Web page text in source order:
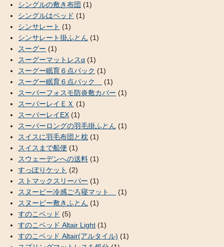
シングルの敷き布団 (1)
シングルはベッド (1)
シンサレート (1)
シンサレート掛ふとん (1)
スーグー (1)
スーグーマットレスα (1)
スーグー眠育６点パック (1)
スーグー眠育６点パック
(1)
スーパーフォスモ防炎敷カバー (1)
スーパーレイＥＸ (1)
スーパーレイEX (1)
スーパーロングの羽毛掛ふとん (1)
スイスに羽毛布団と枕 (1)
スイスまで船便 (1)
スウェーデンへの送料 (1)
すっぽりケット (2)
ストマックスリーパー (1)
スヌーピー冷感ごろ寝マット
(1)
スヌーピー敷きふとん (1)
すのこベッド (5)
すのこベッド Altair Light (1)
すのこベッド Altair(アルタイル) (1)